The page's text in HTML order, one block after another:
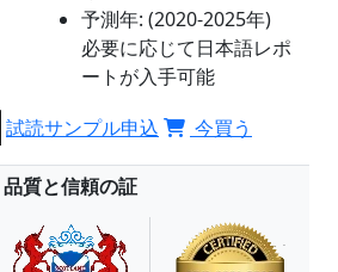
予測年: (2020-2025年)
必要に応じて日本語レポ
ートが入手可能
試読サンプル申込 今買う
品質と信頼の証